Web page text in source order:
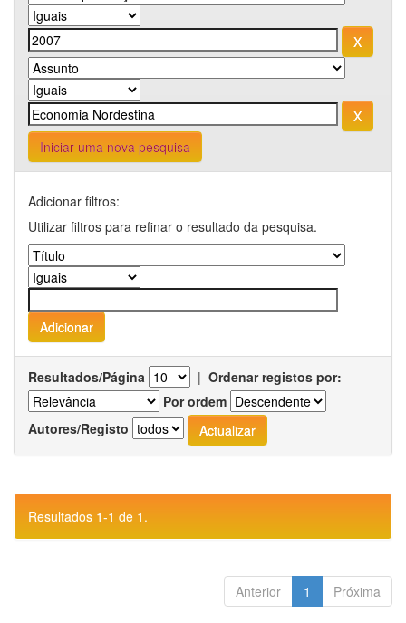
Iniciar uma nova pesquisa
Adicionar filtros:
Utilizar filtros para refinar o resultado da pesquisa.
Resultados/Página | Ordenar registos por:
Por ordem
Autores/Registo
Resultados 1-1 de 1.
Anterior 1 Próxima